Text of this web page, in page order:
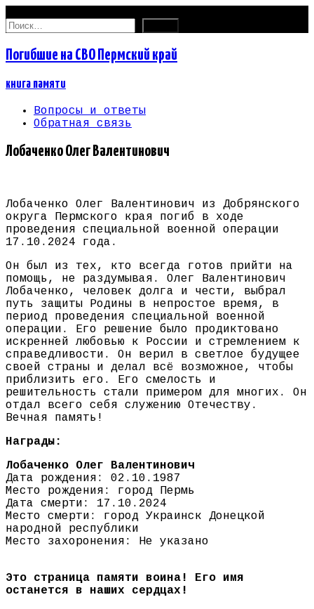
Найти:
Погибшие на СВО Пермский край
книга памяти
Вопросы и ответы
Обратная связь
Лобаченко Олег Валентинович
Лобаченко Олег Валентинович из Добрянского
округа Пермского края погиб в ходе
проведения специальной военной операции
17.10.2024 года.
Он был из тех, кто всегда готов прийти на
помощь, не раздумывая. Олег Валентинович
Лобаченко, человек долга и чести, выбрал
путь защиты Родины в непростое время, в
период проведения специальной военной
операции. Его решение было продиктовано
искренней любовью к России и стремлением к
справедливости. Он верил в светлое будущее
своей страны и делал всё возможное, чтобы
приблизить его. Его смелость и
решительность стали примером для многих. Он
отдал всего себя служению Отечеству.
Вечная память!
Награды:
Лобаченко Олег Валентинович
Дата рождения: 02.10.1987
Место рождения: город Пермь
Дата смерти: 17.10.2024
Место смерти: город Украинск Донецкой
народной республики
Место захоронения: Не указано
Это страница памяти воина! Его имя
останется в наших сердцах!